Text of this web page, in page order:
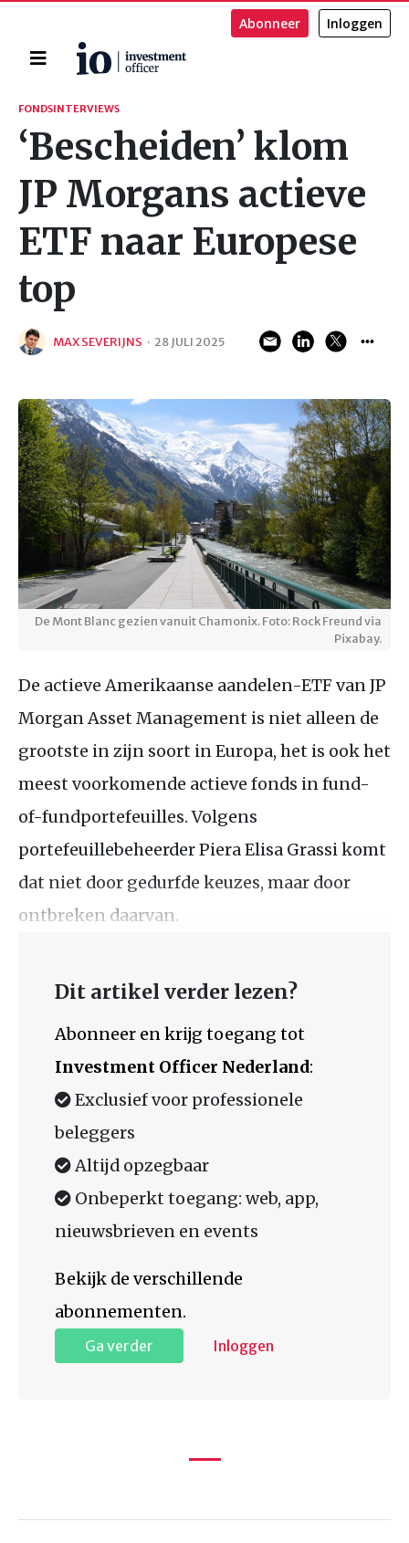
Home
Abonneer Inloggen
Zoeken
FONDSINTERVIEWS
‘Bescheiden’ klom
JP Morgans actieve
ETF naar Europese
top
MAX SEVERIJNS · 28 JULI 2025
De Mont Blanc gezien vanuit Chamonix. Foto: Rock Freund via
Pixabay.
De actieve Amerikaanse aandelen-ETF van JP
Morgan Asset Management is niet alleen de
grootste in zijn soort in Europa, het is ook het
meest voorkomende actieve fonds in fund-
of-fundportefeuilles. Volgens
portefeuillebeheerder Piera Elisa Grassi komt
dat niet door gedurfde keuzes, maar door
ontbreken daarvan.
Dit artikel verder lezen?
Abonneer en krijg toegang tot
Investment Officer Nederland:
Exclusief voor professionele
beleggers
Altijd opzegbaar
Onbeperkt toegang: web, app,
nieuwsbrieven en events
Bekijk de verschillende
abonnementen.
Ga verder Inloggen